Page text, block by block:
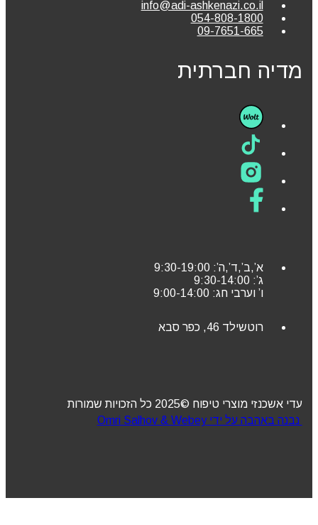
info@adi-ashkenazi.co.il
054-808-1800
09-7651-665
מדיה חברתית
א’,ב’,ד’,ה’: 9:30-19:00
ג’: 9:30-14:00
ו’ וערבי חג: 9:00-14:00
רוטשילד 46, כפר סבא
עדי אשכנזי מוצרי טיפוח ©2025 כל הזכויות שמורות
נבנה באהבה על ידי Omri Salhov & Webey